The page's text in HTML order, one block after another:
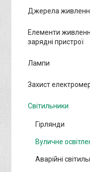
Джерела
Елементи
зарядні пристрої
Лампи
Захист
Світильники
Гірлянди
Вуличне
Аварійні